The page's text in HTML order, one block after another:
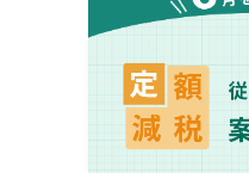
資料ダウンロード